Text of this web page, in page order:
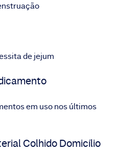
de jejum
em uso nos últimos
Colhido Domicílio